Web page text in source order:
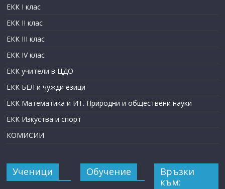
ЕКК I клас
ЕКК II клас
ЕКК III клас
ЕКК IV клас
ЕКК учители в ЦДО
ЕКК БЕЛ и чужди езици
ЕКК Математика и ИТ. Природни и обществени науки
ЕКК Изкуства и спорт
КОМИСИИ
Ученици Обучение
Връзки
към: